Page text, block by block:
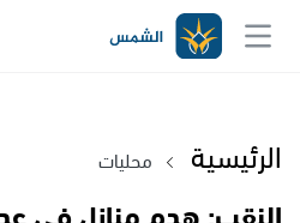
الرئيسية محليات